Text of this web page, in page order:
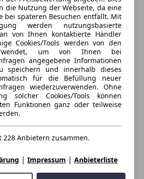
die Nutzung der Webseite, da eine
bei späteren Besuchen entfällt. Mit
werden nutzungsbasierte
von Ihnen kontaktierte Händler
Cookies/Tools werden von den
um von Ihnen bei
angegebene Informationen
speichern und innerhalb dieses
für die Befüllung neuer
wiederzuverwenden. Ohne
solcher Cookies/Tools können
Funktionen ganz oder teilweise
Anbietern zusammen.
| Impressum | Anbieterliste